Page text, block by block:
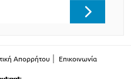
Απορρήτου Επικοινωνία